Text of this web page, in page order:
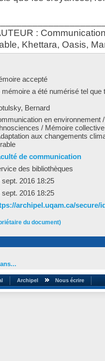
:
Khettara, Oasis,
accepté
mémoire a été numérisé tel que
Bernard
en environnement
/ Mémoire
aux changements
de communication
des bibliothèques
sept. 2016 18:25
sept. 2016 18:25
archipel.uqam.ca/secure/
du document)
Archipel Nous écrire